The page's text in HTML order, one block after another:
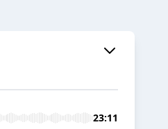
23:11